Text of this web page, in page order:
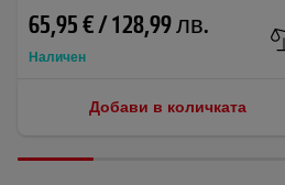
65,95 € / 128,99 лв.
Наличен
Добави в количката